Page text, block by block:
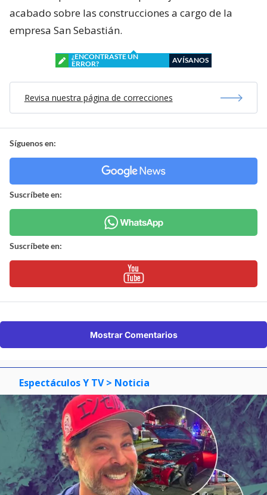
acabado sobre las construcciones a cargo de la
empresa San Sebastián.
¿ENCONTRASTE UN
ERROR?
AVÍSANOS
Revisa nuestra página de correcciones
Síguenos en:
Suscríbete en:
Suscríbete en:
Mostrar Comentarios
Espectáculos Y TV > Noticia